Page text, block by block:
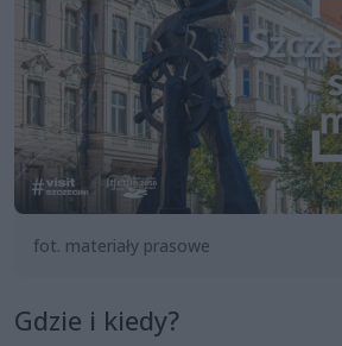
fot. materiały prasowe
Gdzie i kiedy?